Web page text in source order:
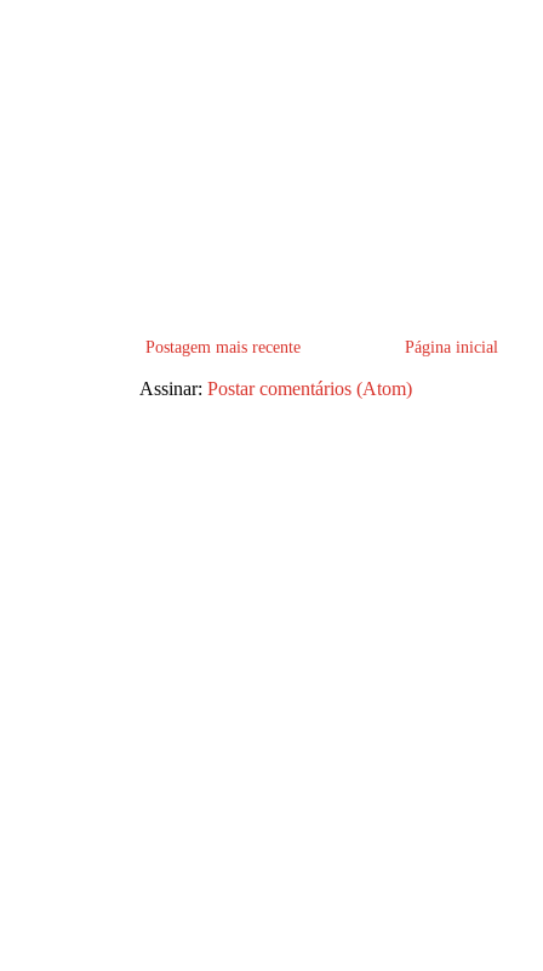
Postagem mais recente Página inicial
Assinar: Postar comentários (Atom)